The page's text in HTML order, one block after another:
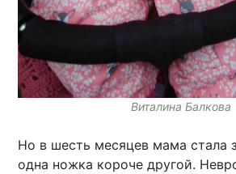
Виталина Балкова
Но в шесть месяцев мама стала
одна ножка короче другой.